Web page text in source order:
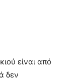
είναι από
δεν